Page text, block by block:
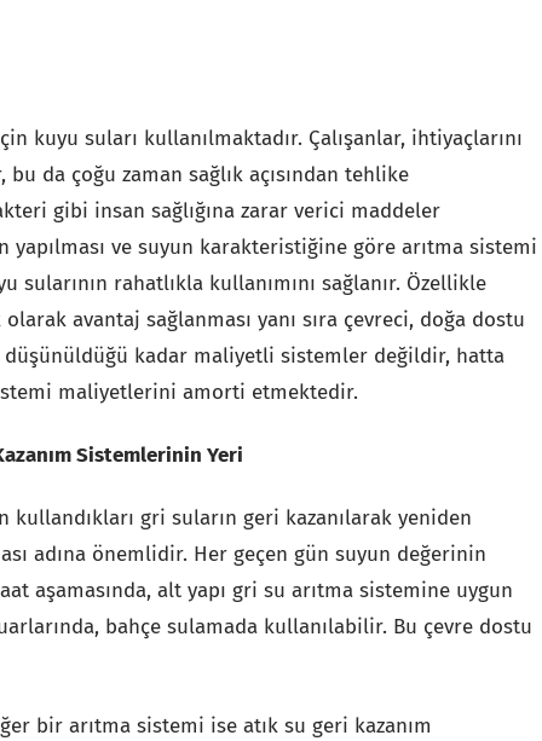
kuyu suları kullanılmaktadır. Çalışanlar, ihtiyaçlarını
da çoğu zaman sağlık açısından tehlike
gibi insan sağlığına zarar verici maddeler
ve suyun karakteristiğine göre arıtma sistemi
sularının rahatlıkla kullanımını sağlanır. Özellikle
avantaj sağlanması yanı sıra çevreci, doğa dostu
düşünüldüğü kadar maliyetli sistemler değildir, hatta
maliyetlerini amorti etmektedir.
Sistemlerinin Yeri
gri suların geri kazanılarak yeniden
adına önemlidir. Her geçen gün suyun değerinin
aşamasında, alt yapı gri su arıtma sistemine uygun
bahçe sulamada kullanılabilir. Bu çevre dostu
bir arıtma sistemi ise atık su geri kazanım